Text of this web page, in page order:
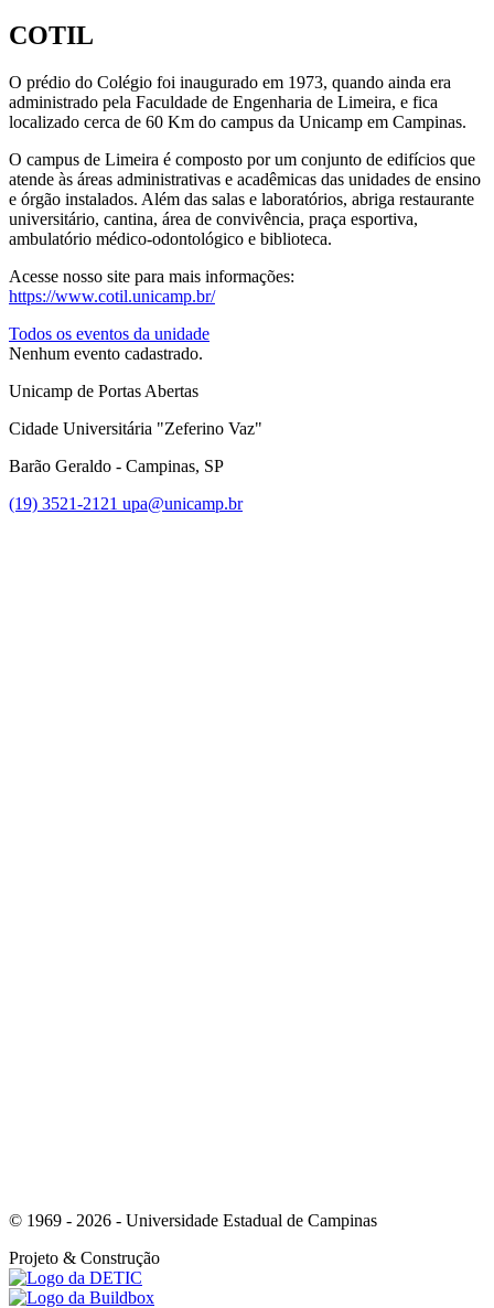
COTIL
O prédio do Colégio foi inaugurado em 1973, quando ainda era
administrado pela Faculdade de Engenharia de Limeira, e fica
localizado cerca de 60 Km do campus da Unicamp em Campinas.
O campus de Limeira é composto por um conjunto de edifícios que
atende às áreas administrativas e acadêmicas das unidades de ensino
e órgão instalados. Além das salas e laboratórios, abriga restaurante
universitário, cantina, área de convivência, praça esportiva,
ambulatório médico-odontológico e biblioteca.
Acesse nosso site para mais informações:
https://www.cotil.unicamp.br/
Todos os eventos da unidade
Nenhum evento cadastrado.
Unicamp de Portas Abertas
Cidade Universitária "Zeferino Vaz"
Barão Geraldo - Campinas, SP
(19) 3521-2121 upa@unicamp.br
© 1969 - 2026 - Universidade Estadual de Campinas
Projeto & Construção